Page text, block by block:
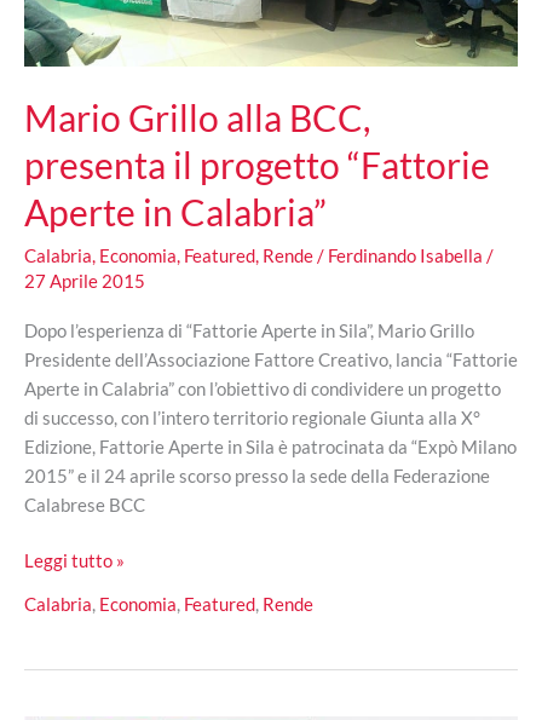
Mario Grillo alla BCC,
presenta il progetto “Fattorie
Aperte in Calabria”
Calabria, Economia, Featured, Rende/ Ferdinando Isabella /
27 Aprile 2015
Dopo l’esperienza di “Fattorie Aperte in Sila”, Mario Grillo
Presidente dell’Associazione Fattore Creativo, lancia “Fattorie
Aperte in Calabria” con l’obiettivo di condividere un progetto
di successo, con l’intero territorio regionale Giunta alla X°
Edizione, Fattorie Aperte in Sila è patrocinata da “Expò Milano
2015” e il 24 aprile scorso presso la sede della Federazione
Calabrese BCC
Mario
alla
presenta
Leggi tutto »
Calabria, Economia, Featured, Rende